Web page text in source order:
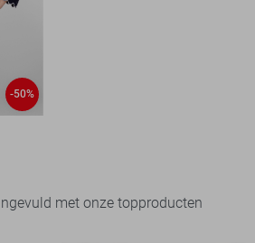
-50%
met onze topproducten